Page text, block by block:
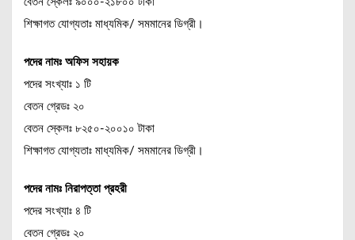
শিক্ষাগত যোগ্যতাঃ মাধ্যমিক/ সমমানের ডিগ্রী।
পদের নামঃ অফিস সহায়ক
পদের সংখ্যাঃ ১ টি
বেতন গ্রেডঃ ২০
বেতন স্কেলঃ ৮২৫০-২০০১০ টাকা
শিক্ষাগত যোগ্যতাঃ মাধ্যমিক/ সমমানের ডিগ্রী।
পদের নামঃ নিরাপত্তা প্রহরী
পদের সংখ্যাঃ ৪ টি
বেতন গ্রেডঃ ২০